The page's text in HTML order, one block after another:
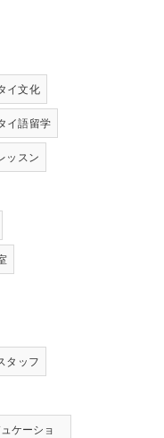
イ文化
イ語留学
ッスン
タッフ
ケーショ